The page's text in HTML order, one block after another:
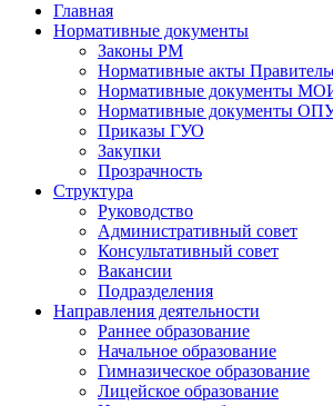
Главная
Нормативные документы
Законы РМ
Нормативные акты
Нормативные документы
Нормативные документы
Приказы ГУО
Закупки
Прозрачность
Структура
Руководство
Административный совет
Консультативный совет
Вакансии
Подразделения
Направления деятельности
Раннее образование
Начальное образование
Гимназическое образование
Лицейское образование